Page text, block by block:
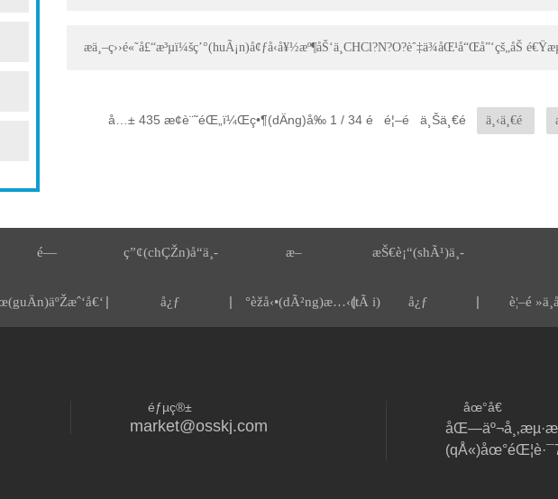
æ­ä¸–ç››é«˜å£“æ³µï¼šç’°(huÃ¡n)å¢ƒå‹å¥½æº¶åŠ‘ä¸­CHCl?N?O?èˆ‡ä¾åŒ¹å“Œå”‘çš„åŠ
å…± 435 æ¢è¨˜éŒ„ï¼Œç•¶(dÄng)å‰ 1 / 34 é  é¦–é  ä¸Šä¸€é  ä¸‹ä¸€é 
é—
|
ç”¢(chÇŽn)å“ä¸­
å¿ƒ |
æ–
°èžå‹•(dÃ²ng)æ…‹(tÃ i)
|
æŠ€è¡“(shÃ¹)ä¸­
å¿ƒ | è¦–é
éƒµç®±
market@osskj.com
åœ°å€